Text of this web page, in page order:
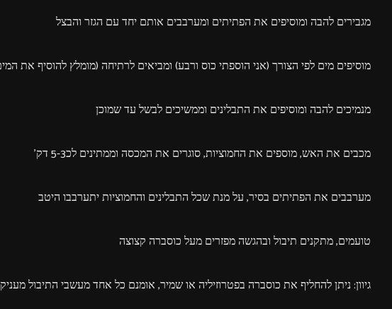
מגבירים להבה ומוסיפים את הפתיתים ומערבבים אותם יחד עם הגזר והבצל
מוסיפים מים לפי הצורך (אני הוספתי כוס ורבע) ומביאים לרתיחה (מומלץ להוסיף את
מנמיכים להבה ומוסיפים את התבלינים וממשיכים לבשל עד שמוכן
מכבים את האש, מוספים את החמוציות, סוגרים את המכסה וממתינים לכ5-3 דק'
מערבבים את הפתיתים בסיר, על מנת שכל התבלינים והחמוציות יתערבבו היטב
טועמים, מתקנים תיבול ובהגשה מפזרים מעל כוסברה קצוצה
גיוון: ניתן להחליף את כוסברה בפטרוזיליה או שמיר, אומנם כל אחד מעשבי התיבול